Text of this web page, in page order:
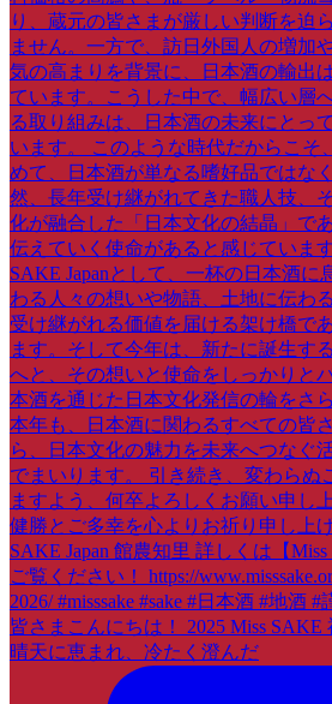
皆さまこんにちは！ 2025 Miss SAKE
晴天に恵まれ、冷たく澄んだ